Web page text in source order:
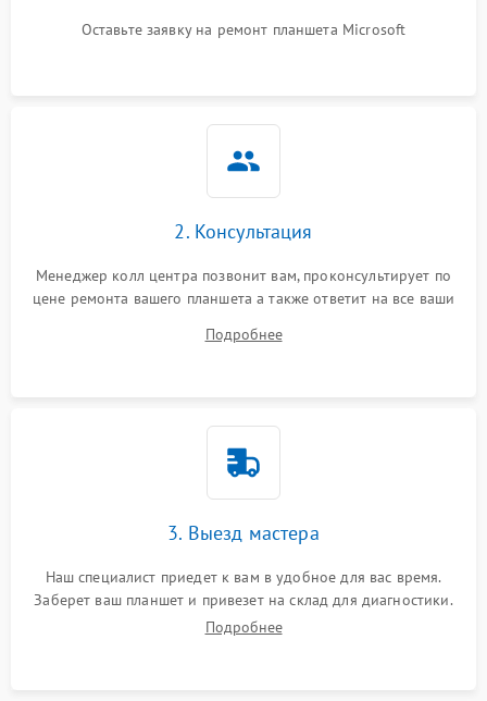
Оставьте заявку на ремонт планшета Microsoft
2. Консультация
Менеджер колл центра позвонит вам, проконсультирует по
цене ремонта вашего планшета а также ответит на все ваши
Подробнее
3. Выезд мастера
Наш специалист приедет к вам в удобное для вас время.
Заберет ваш планшет и привезет на склад для диагностики.
Подробнее